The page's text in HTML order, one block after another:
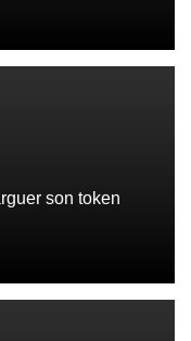
son token